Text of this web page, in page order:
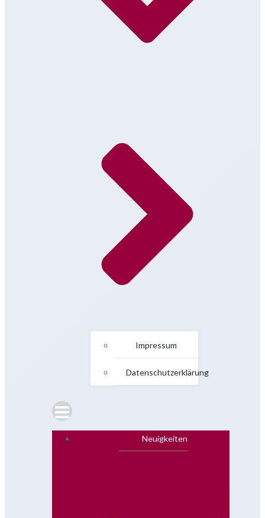
Impressum
Datenschutzerklärung
Neuigkeiten